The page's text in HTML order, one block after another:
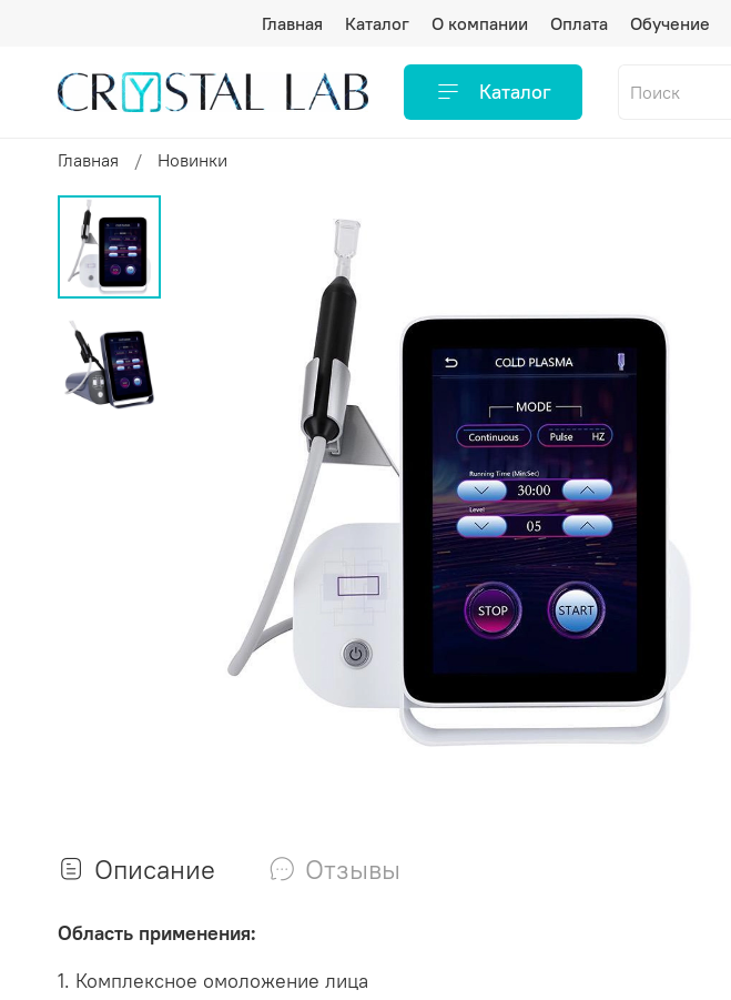
Главная Каталог О компании Оплата Обучение
Каталог
Главная Новинки
Описание Отзывы
Область применения:
1. Комплексное омоложение лица